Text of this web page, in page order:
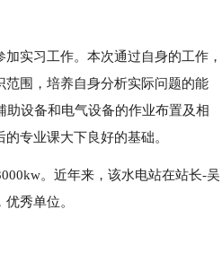
实习工作。本次通过自身的工作，
围，培养自身分析实际问题的能
设备和电气设备的作业布置及相
专业课大下良好的基础。
。近年来，该水电站在站长-吴
秀单位。